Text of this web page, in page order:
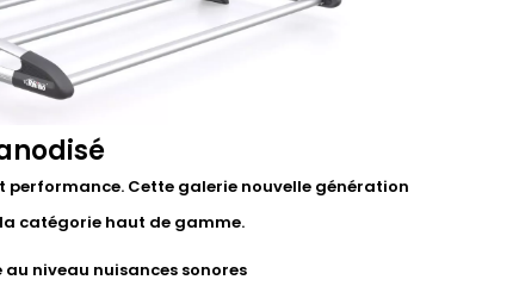
performance. Cette galerie nouvelle génération
catégorie haut de gamme.
niveau nuisances sonores